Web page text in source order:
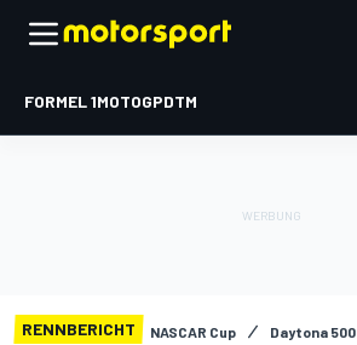
FORMEL 1MOTOGPDTM
RENNBERICHT NASCAR Cup Daytona 500